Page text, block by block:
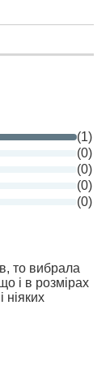
(1)
(0)
(0)
(0)
(0)
то вибрала
і в розмірах
ніяких